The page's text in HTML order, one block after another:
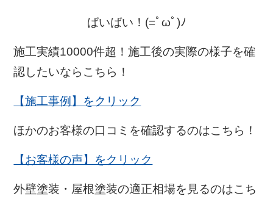
ばいばい！(=ﾟωﾟ)ﾉ
施工実績10000件超！施工後の実際の様子を確
認したいならこちら！
【施工事例】をクリック
ほかのお客様の口コミを確認するのはこちら！
【お客様の声】をクリック
外壁塗装・屋根塗装の適正相場を見るのはこち